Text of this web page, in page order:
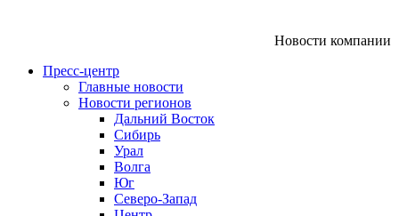
Новости компании
Пресс-центр
Главные новости
Новости регионов
Дальний Восток
Сибирь
Урал
Волга
Юг
Северо-Запад